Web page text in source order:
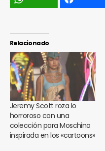
Relacionado
Jeremy Scott roza lo
horroroso con una
colección para Moschino
inspirada en los «cartoons»